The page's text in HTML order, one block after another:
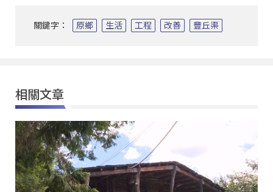
關鍵字： 原鄉 生活 工程 改善 豐丘渠
相關文章